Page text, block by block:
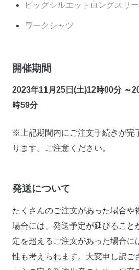
ビッグシルエットロングスリ
ワークシャツ
開催期間
2023年11月25日(土)12時00分 ～
時59分
※上記期間内にご注文手続きが完
ります。ご注意ください。
発送について
たくさんのご注文があった場合や
場合には、発送予定が延びること
定を超えるご注文があった場合に
性も考えられます。大変申し訳ご